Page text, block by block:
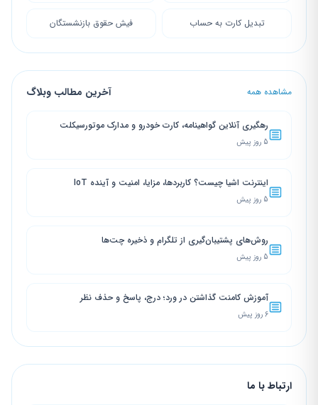
تبدیل کارت به حساب فیش حقوق بازنشستگان
مشاهده همه آخرین مطالب وبلاگ
رهگیری آنلاین گواهینامه، کارت خودرو و مدارک موتورسیکلت
5 روز پیش
اینترنت اشیا چیست؟ کاربردها، مزایا، امنیت و آینده IoT
5 روز پیش
روش‌های پشتیبان‌گیری از تلگرام و ذخیره چت‌ها
5 روز پیش
آموزش کامنت گذاشتن در ورد؛ درج، پاسخ و حذف نظر
6 روز پیش
ارتباط با ما